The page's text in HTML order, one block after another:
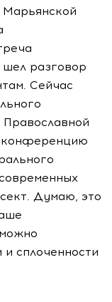
Марьянской
разговор
Сейчас
Православной
конференцию
Думаю, это
и сплоченности